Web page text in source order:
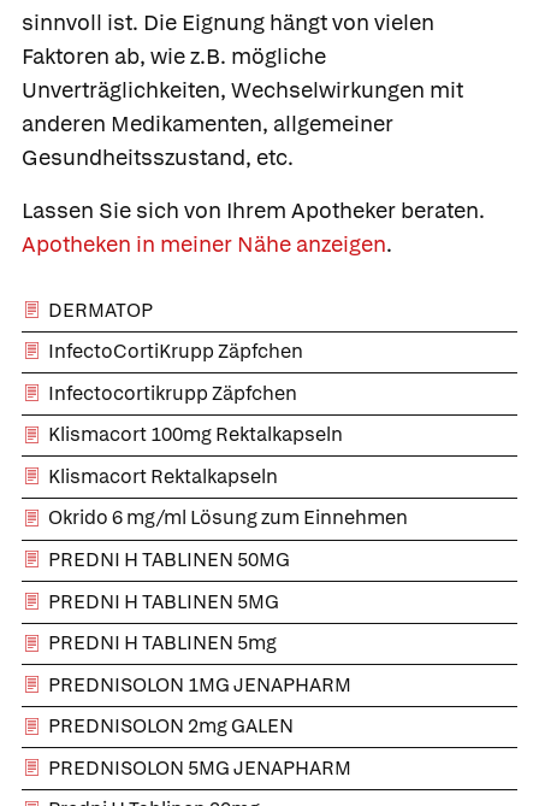
sinnvoll ist. Die Eignung hängt von vielen
Faktoren ab, wie z.B. mögliche
Unverträglichkeiten, Wechselwirkungen mit
anderen Medikamenten, allgemeiner
Gesundheitsszustand, etc.
Lassen Sie sich von Ihrem Apotheker beraten.
Apotheken in meiner Nähe anzeigen.
DERMATOP
InfectoCortiKrupp Zäpfchen
Infectocortikrupp Zäpfchen
Klismacort 100mg Rektalkapseln
Klismacort Rektalkapseln
Okrido 6 mg/ml Lösung zum Einnehmen
PREDNI H TABLINEN 50MG
PREDNI H TABLINEN 5MG
PREDNI H TABLINEN 5mg
PREDNISOLON 1MG JENAPHARM
PREDNISOLON 2mg GALEN
PREDNISOLON 5MG JENAPHARM